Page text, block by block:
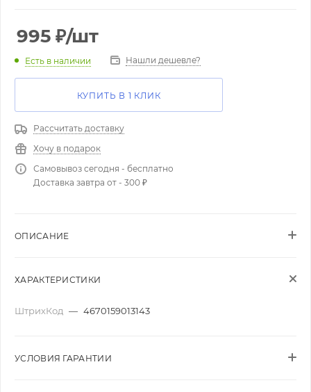
995 ₽/шт
Есть в наличии Нашли дешевле?
КУПИТЬ В 1 КЛИК
Рассчитать доставку
Хочу в подарок
Самовывоз сегодня - бесплатно
Доставка завтра от - 300 ₽
ОПИСАНИЕ
ХАРАКТЕРИСТИКИ
ШтрихКод — 4670159013143
УСЛОВИЯ ГАРАНТИИ